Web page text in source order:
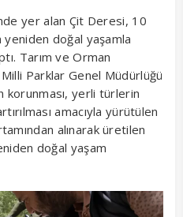
yer alan Çit Deresi, 10
yeniden doğal yaşamla
Tarım ve Orman
Parklar Genel Müdürlüğü
korunması, yerli türlerin
amacıyla yürütülen
alınarak üretilen
doğal yaşam